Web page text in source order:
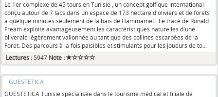
Le 1er complexe de 45 tours en Tunisie , un concept golfique international
conçu autour de 7 lacs dans un espace de 173 hectare d'oliviers et de forets
à quelque minutes seulement de la bais de Hammamet . Le tracé de Ronald
Fream exploite avantageusement les caractéristiques naturelles d'une
oliveraie légèrement vallonnée au tant que des collines escarpées de la
Foret. Des parcours à la fois paisibles et stimulants pour les joueurs de to...
Lectures :5947 Note :
GUESTETICA
GUESTETICA Tunisie spécialisée dans le tourisme médical et filiale de